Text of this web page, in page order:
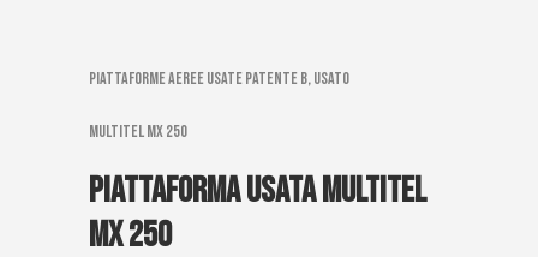
Piattaforme aeree usate patente B, Usato
multitel mx 250
Piattaforma usata multitel
mx 250